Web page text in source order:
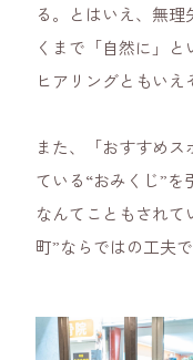
る。とはいえ、無
くまで「自然に」
ヒアリングともいえ
また、「おすすめ
ている“おみくじ”
なんてこともされて
町”ならではの工夫で